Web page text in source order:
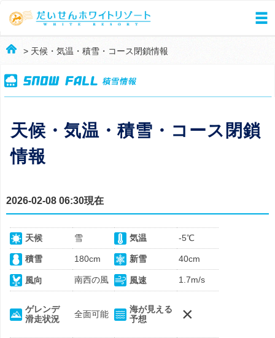
> 天候・気温・積雪・コース閉鎖情報
天候・気温・積雪・コース閉鎖
情報
2026-02-08 06:30現在
天候 雪 気温 -5℃
積雪 180cm 新雪 40cm
風向 南西の風 風速 1.7m/s
ゲレンデ
滑走状況
全面可能
海が見える
予想
×